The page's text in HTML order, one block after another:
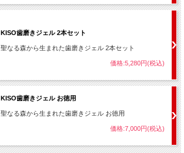
KISO歯磨きジェル 2本セット
聖なる森から生まれた歯磨きジェル 2本セット
価格:5,280円(税込)
KISO歯磨きジェル お徳用
聖なる森から生まれた歯磨きジェル お徳用
価格:7,000円(税込)